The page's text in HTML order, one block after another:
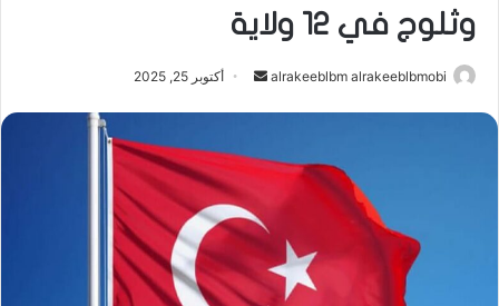
وثلوج في 12 ولاية
alrakeeblbm alrakeeblbmobi
أرسل أكتوبر 25, 2025